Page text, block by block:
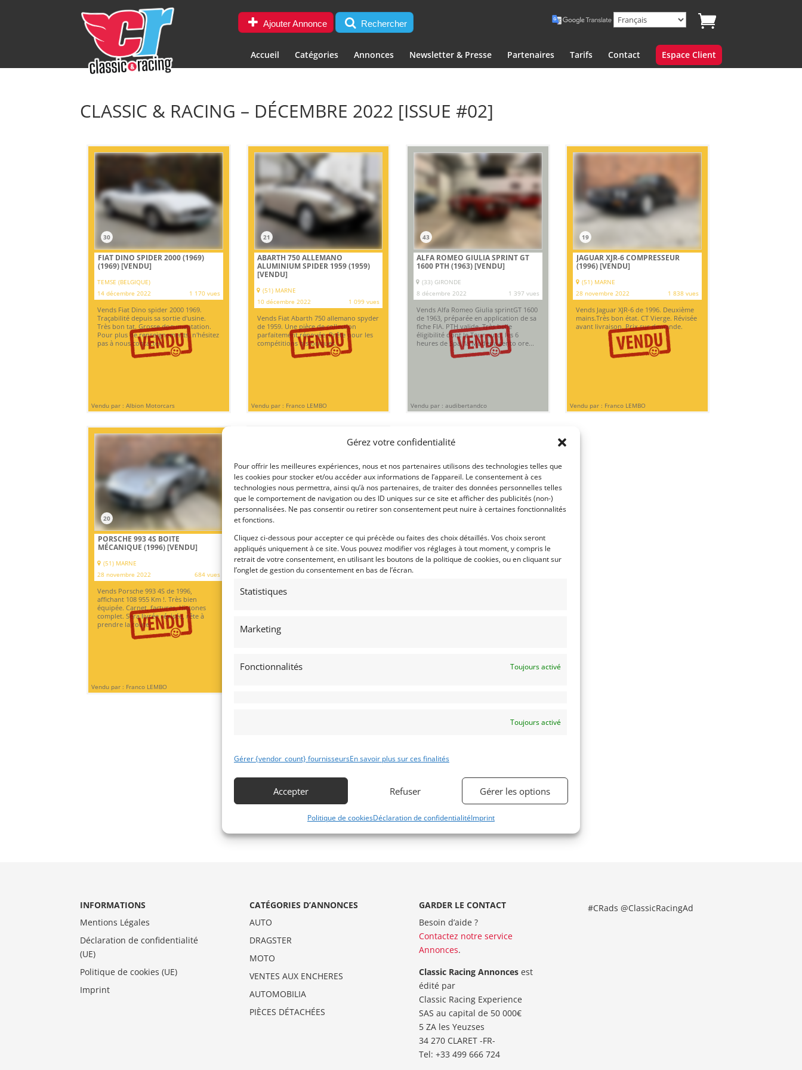
Gérez votre confidentialité
Pour offrir les meilleures expériences, nous et nos partenaires utilisons des technologies telles que
les cookies pour stocker et/ou accéder aux informations de l’appareil. Le consentement à ces
technologies nous permettra, ainsi qu’à nos partenaires, de traiter des données personnelles telles
que le comportement de navigation ou des ID uniques sur ce site et afficher des publicités (non-)
personnalisées. Ne pas consentir ou retirer son consentement peut nuire à certaines fonctionnalités
et fonctions.
Cliquez ci-dessous pour accepter ce qui précède ou faites des choix détaillés. Vos choix seront
appliqués uniquement à ce site. Vous pouvez modifier vos réglages à tout moment, y compris le
retrait de votre consentement, en utilisant les boutons de la politique de cookies, ou en cliquant sur
l’onglet de gestion du consentement en bas de l’écran.
Statistiques
Marketing
Fonctionnalités Toujours activé
Toujours activé
Gérer {vendor_count} fournisseursEn savoir plus sur ces finalités
Accepter Refuser Gérer les options
Politique de cookiesDéclaration de confidentialitéImprint
Ajouter Annonce Rechercher
Accueil Catégories Annonces Newsletter & Presse Partenaires Tarifs Contact Espace Client
CLASSIC & RACING – DÉCEMBRE 2022 [ISSUE #02]
30
FIAT DINO SPIDER 2000 (1969)
(1969)[VENDU]
TEMSE (BELGIQUE)
14 décembre 2022
1 170 vues
Vends Fiat Dino spider 2000 1969.
Traçabilité depuis sa sortie d'usine.
Très bon tat. Grosse documentation.
Pour plus de renseignements, n'hésitez
pas à nous contacter.
Vendu par : Albion Motorcars
21
ABARTH 750 ALLEMANO
ALUMINIUM SPIDER 1959 (1959)
[VENDU]
(51) MARNE
10 décembre 2022
1 099 vues
Vends Fiat Abarth 750 allemano spyder
de 1959. Une pièce de collection
parfaitement rénovée. Prête pour les
compétitions historiques.
Vendu par : Franco LEMBO
43
ALFA ROMEO GIULIA SPRINT GT
1600 PTH (1963)[VENDU]
(33) GIRONDE
8 décembre 2022
1 397 vues
Vends Alfa Romeo Giulia sprintGT 1600
de 1963, préparée en application de sa
fiche FIA. PTH valide. Très belle
éligibilité dont le Tour auto, les 6
heures de Spa, la Modena cento ore...
Vendu par : audibertandco
19
JAGUAR XJR-6 COMPRESSEUR
(1996)[VENDU]
(51) MARNE
28 novembre 2022
1 838 vues
Vends Jaguar XJR-6 de 1996. Deuxième
mains.Très bon état. CT Vierge. Révisée
avant livraison. Prix sur demande.
Vendu par : Franco LEMBO
20
PORSCHE 993 4S BOITE
MÉCANIQUE (1996)[VENDU]
(51) MARNE
28 novembre 2022
684 vues
Vends Porsche 993 4S de 1996,
affichant 108 955 Km !. Très bien
équipée. Carnet, factures, Histones
complet. Sera livrée révisée, rête à
prendre la route.
Vendu par : Franco LEMBO
32
CHEVROLET CAMARO V8 5.7L
(1968)[VENDU]
HUY (BELGIQUE)
30 juin 2022
785 vues
Vends Chevrolet Camaro 1968.
Entièrement restaurée. Moteur 299 Cv.
sur notre site www.myvintage.be
INFORMATIONS
Mentions Légales
Déclaration de confidentialité
(UE)
Politique de cookies (UE)
Imprint
CATÉGORIES D’ANNONCES
AUTO
DRAGSTER
MOTO
VENTES AUX ENCHERES
AUTOMOBILIA
PIÈCES DÉTACHÉES
GARDER LE CONTACT
Besoin d’aide ?
Contactez notre service
Annonces.
Classic Racing Annoncesest
édité par
Classic Racing Experience
SAS au capital de 50 000€
5 ZA les Yeuzses
34 270 CLARET -FR-
Tel: ‭+33 499 666 724‬
#CRads @ClassicRacingAd